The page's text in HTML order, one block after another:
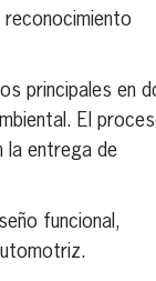
principales en
El
la entrega de
funcional,